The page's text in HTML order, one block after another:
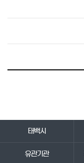
태백시
유관기관